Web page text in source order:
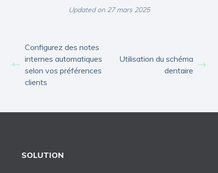
Updated on 27 mars 2025
Configurez des notes
internes automatiques
selon vos préférences
clients
Utilisation du schéma
dentaire
SOLUTION